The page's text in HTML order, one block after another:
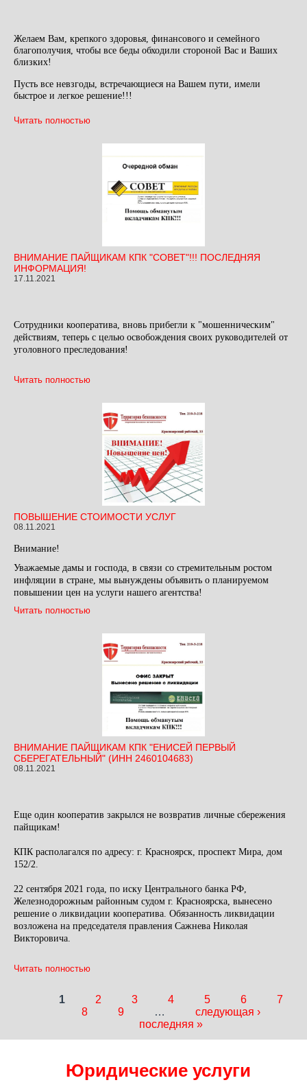
Желаем Вам, крепкого здоровья, финансового и семейного
благополучия, чтобы все беды обходили стороной Вас и Ваших
близких!
Пусть все невзгоды, встречающиеся на Вашем пути, имели
быстрое и легкое решение!!!
Читать полностью
ВНИМАНИЕ ПАЙЩИКАМ КПК "СОВЕТ"!!! ПОСЛЕДНЯЯ
ИНФОРМАЦИЯ!
17.11.2021
Сотрудники кооператива, вновь прибегли к "мошенническим"
действиям, теперь с целью освобождения своих руководителей от
уголовного преследования!
Читать полностью
ПОВЫШЕНИЕ СТОИМОСТИ УСЛУГ
08.11.2021
Внимание!
Уважаемые дамы и господа, в связи со стремительным ростом
инфляции в стране, мы вынуждены объявить о планируемом
повышении цен на услуги нашего агентства!
Читать полностью
ВНИМАНИЕ ПАЙЩИКАМ КПК "ЕНИСЕЙ ПЕРВЫЙ
СБЕРЕГАТЕЛЬНЫЙ" (ИНН 2460104683)
08.11.2021
Еще один кооператив закрылся не возвратив личные сбережения
пайщикам!
КПК располагался по адресу: г. Красноярск, проспект Мира, дом
152/2.
22 сентября 2021 года, по иску Центрального банка РФ,
Железнодорожным районным судом г. Красноярска, вынесено
решение о ликвидации кооператива. Обязанность ликвидации
возложена на председателя правления Сажнева Николая
Викторовича.
Читать полностью
Страницы
1 2 3 4 5 6
7
8
9 …
следующая ›
последняя »
Юридические услуги